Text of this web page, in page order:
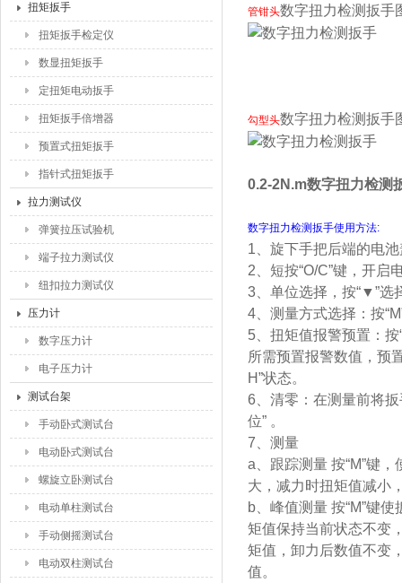
扭矩扳手
扭矩扳手检定仪
数显扭矩扳手
定扭矩电动扳手
扭矩扳手倍增器
预置式扭矩扳手
指针式扭矩扳手
拉力测试仪
弹簧拉压试验机
端子拉力测试仪
纽扣拉力测试仪
压力计
数字压力计
电子压力计
测试台架
手动卧式测试台
电动卧式测试台
螺旋立卧测试台
电动单柱测试台
手动侧摇测试台
电动双柱测试台
管钳头数字扭力检测扳手
勾型头数字扭力检测扳手
0.2-2N.m数字扭力检测
数字扭力检测扳手使用方法:
1、旋下手把后端的电
2、短按“O/C”键，开
3、单位选择，按“▼”选
4、测量方式选择：按
5、扭矩值报警预置：按
所需预置报警数值，预
H”状态。
6、清零：在测量前将
位” 。
7、测量
a、跟踪测量 按“M”键
大，减力时扭矩值减小
b、峰值测量 按“M”键
矩值保持当前状态不变
矩值，卸力后数值不变
值。